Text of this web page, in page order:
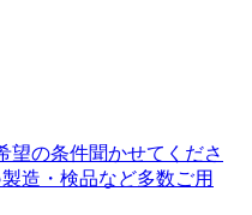
望の条件聞かせてくださ
造・検品など多数ご用